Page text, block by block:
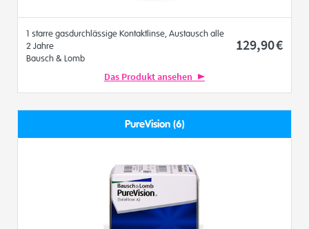
1 starre gasdurchlässige Kontaktlinse, Austausch alle
2 Jahre
Bausch & Lomb
129,90€
Das Produkt ansehen
PureVision (6)